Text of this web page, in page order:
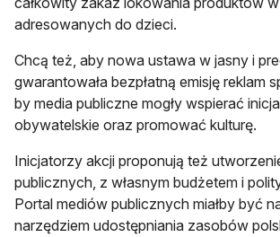
adresowanych do dzieci.
Chcą też, aby nowa ustawa w jasny i
gwarantowała bezpłatną emisję reklam
by media publiczne mogły wspierać
obywatelskie oraz promować kulturę.
Inicjatorzy akcji proponują też
publicznych, z własnym budżetem i
Portal mediów publicznych miałby być
narzędziem udostępniania zasobów